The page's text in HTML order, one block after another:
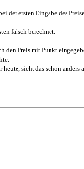
der ersten Eingabe des
falsch berechnet.
den Preis mit Punkt
sieht das schon anders